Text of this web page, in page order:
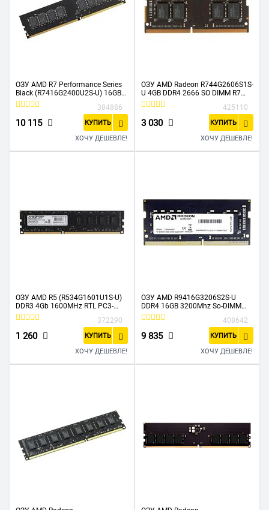
ОЗУ AMD R7 Performance Series
Black (R7416G2400U2S-U) 16GB
2400МГц DDR4 UDIMM CL16 RTL
384886
10 115 КУПИТЬ
ХОЧУ ДЕШЕВЛЕ!
ОЗУ AMD Radeon R744G2606S1S-
U 4GB DDR4 2666 SO DIMM R7
Performance Series Black Non-
425110
3 030 КУПИТЬ
ХОЧУ ДЕШЕВЛЕ!
ОЗУ AMD R5 (R534G1601U1S-U)
DDR3 4Gb 1600MHz RTL PC3-
12800 CL11 DIMM 240-pin 1.5В
372290
1 260 КУПИТЬ
ХОЧУ ДЕШЕВЛЕ!
ОЗУ AMD R9416G3206S2S-U
DDR4 16GB 3200Mhz So-DIMM
1.2V Retail
408642
9 835 КУПИТЬ
ХОЧУ ДЕШЕВЛЕ!